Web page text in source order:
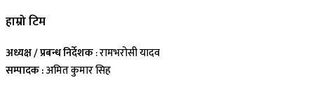
हाम्रो टिम
अध्यक्ष / प्रबन्ध निर्देशक: रामभरोसी यादव
सम्पादक :अमित कुमार सिह